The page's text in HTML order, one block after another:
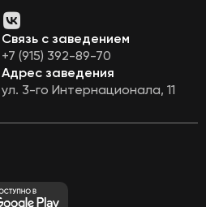
Связь с заведением
+7 (915) 392-89-70
Адрес заведения
ул. 3-го Интернационала, 11